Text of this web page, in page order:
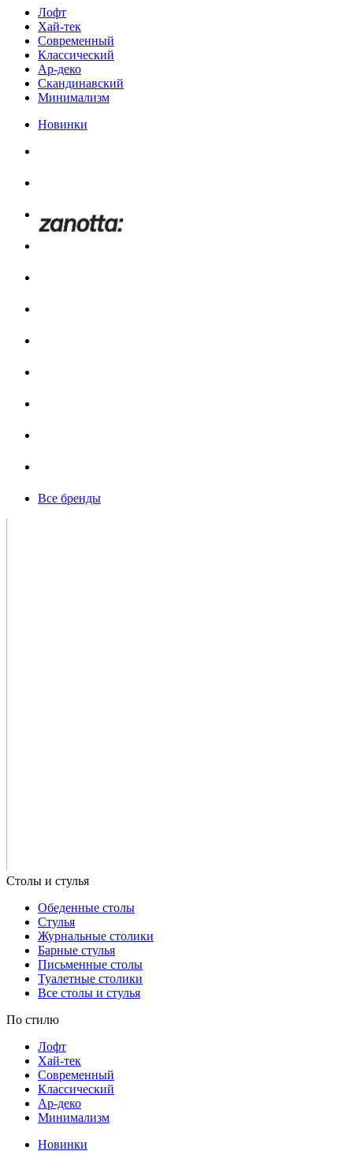
Обеденные столы
Стулья
Журнальные столики
Барные стулья
Письменные столы
Туалетные столики